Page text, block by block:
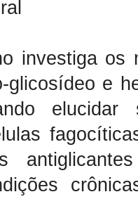
investiga os
glicosídeo e